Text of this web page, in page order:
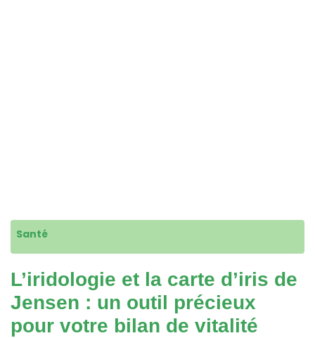
Santé
L’iridologie et la carte d’iris de
Jensen : un outil précieux
pour votre bilan de vitalité